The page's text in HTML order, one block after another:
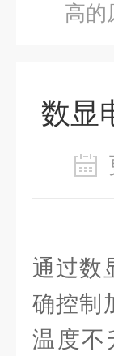
高的
数显
通过数
确控制
温度不